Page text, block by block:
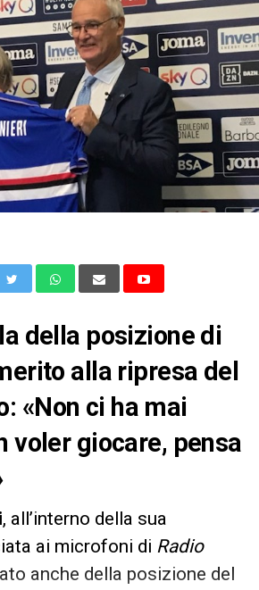
della posizione di
alla ripresa del
«Non ci ha mai
voler giocare, pensa
, all’interno della sua
ai microfoni di Radio
anche della posizione del